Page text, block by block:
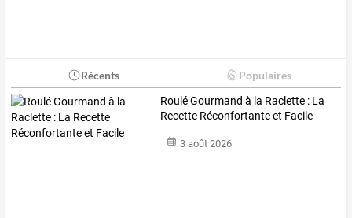
Récents Populaires
Roulé Gourmand à la Raclette : La
Recette Réconfortante et Facile
3 août 2026